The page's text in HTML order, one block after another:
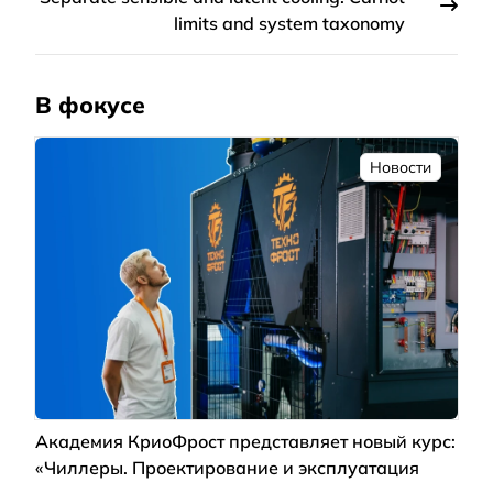
limits and system taxonomy
В фокусе
Новости
Академия КриоФрост представляет новый курс:
«Чиллеры. Проектирование и эксплуатация